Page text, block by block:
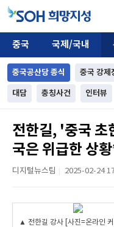
중국 국제/국내
중국공산당 종식 중국 강제
대담 충칭사건 인터뷰
전한길, '중국 초
국은 위급한 상
디지털뉴스팀 2025-02-24
▲ 전한길 강사 [사진=온라인 커